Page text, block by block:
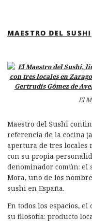
MAESTRO DEL SUSHI
El
Maestro del Sushi
referencia de la cocina
apertura de tres locales
con su propia
denominador común: el
Mora, uno de los
sushi en España.
En todos los espacios,
su filosofía: producto